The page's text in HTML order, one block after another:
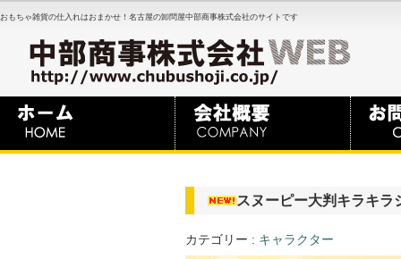
おもちゃ雑貨の仕入れはおまかせ！名古屋の卸問屋中部商事株式会社のサイトです
スヌーピー大判キラキラ
カテゴリー : キャラクター